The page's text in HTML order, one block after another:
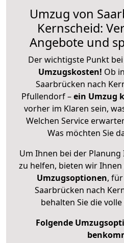
Umzug von
Kernscheid:
Angebote und
Der wichtigste Punkt
Umzugskosten! Ob
Saarbrücken nach
Pfullendorf –ein Umzug
vorher im Klaren sein,
Welchen Service
Was möchten Sie
Um Ihnen bei der
zu helfen, bieten wir Ihnen
Umzugsoptionen,
Saarbrücken nach
behalten Sie die
Folgende